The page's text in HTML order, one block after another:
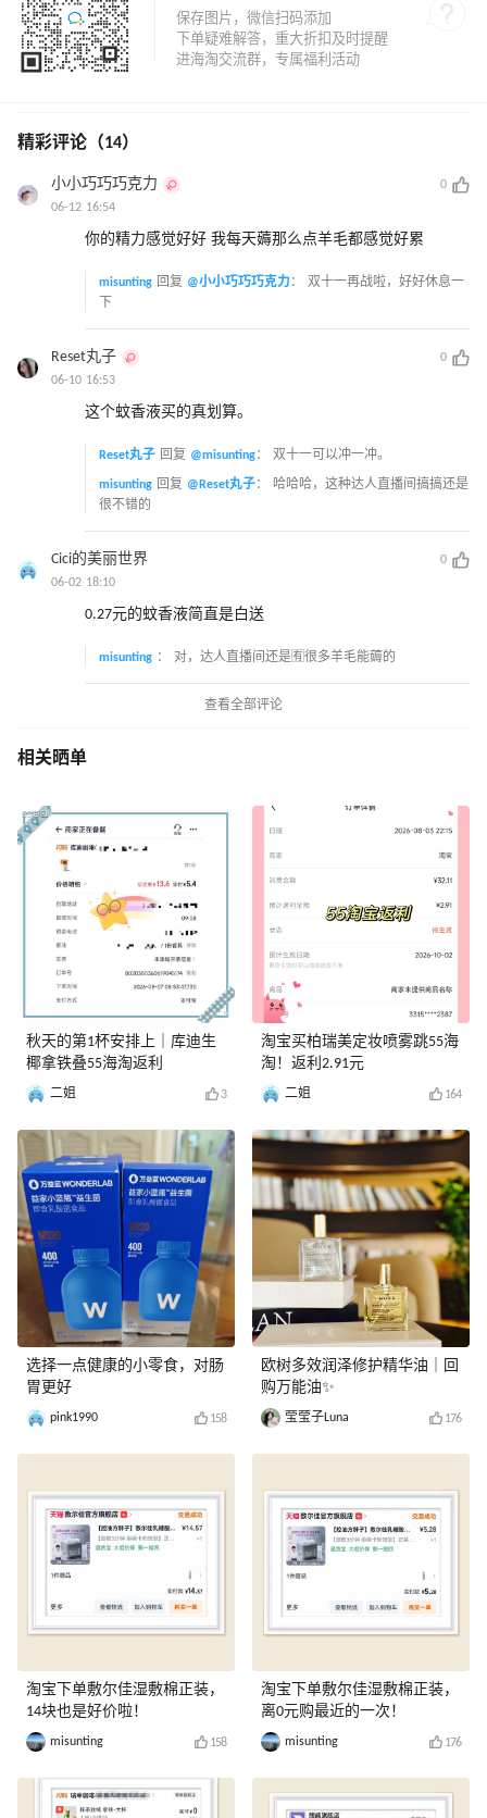
精彩评论（14）
小小巧巧巧克力
0
06-12 16:54
你的精力感觉好好 我每天薅那么点羊毛都感觉好累
misunting 回复 @小小巧巧巧克力 ： 双十一再战啦，好好休息一
下
Reset丸子
0
06-10 16:53
这个蚊香液买的真划算。
Reset丸子 回复 @misunting： 双十一可以冲一冲。
misunting 回复 @Reset丸子： 哈哈哈，这种达人直播间搞搞还是
很不错的
Cici的美丽世界
0
06-02 18:10
0.27元的蚊香液简直是白送
misunting ： 对，达人直播间还是🈶很多羊毛能薅的
查看全部评论
相关晒单
秋天的第1杯安排上｜库迪生
椰拿铁叠55海淘返利
二姐 3
选择一点健康的小零食，对肠
胃更好
pink1990 158
淘宝下单敷尔佳湿敷棉正装，
14块也是好价啦！
misunting 158
淘宝买柏瑞美定妆喷雾跳55海
淘！返利2.91元
二姐 164
欧树多效润泽修护精华油｜回
购万能油✨
莹莹子Luna 176
淘宝下单敷尔佳湿敷棉正装，
离0元购最近的一次！
misunting 176